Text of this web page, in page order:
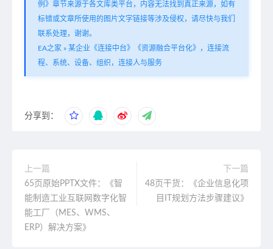
例》章节来源于各文库类平台，内容无法找到真正来源，如有
标错或文章所使用的图片文字链接等涉及侵权，请尽快与我们
联系处理，谢谢。
EA之家 » 某企业《连接中台》《资源融合平台化》，连接流
程、系统、设备、组织，连接人与服务
分享到：
上一篇
65页原始PPTX文件：《智
能制造工业互联网数字化智
能工厂（MES、WMS、
ERP）解决方案》
下一篇
48页干货：《企业信息化项
目IT规划方法步骤建议》